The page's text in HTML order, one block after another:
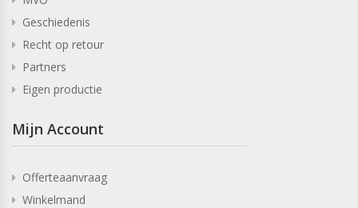
Geschiedenis
Recht op retour
Partners
Eigen productie
Mijn Account
Offerteaanvraag
Winkelmand